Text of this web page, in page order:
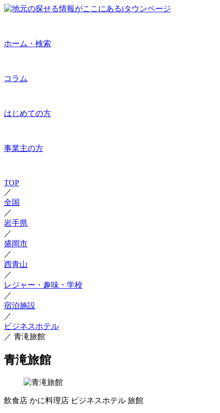
ホーム・検索
コラム
はじめての方
事業主の方
TOP
／
全国
／
岩手県
／
盛岡市
／
西青山
／
レジャー・趣味・学校
／
宿泊施設
／
ビジネスホテル
／ 青滝旅館
青滝旅館
飲食店 かに料理店 ビジネスホテル 旅館